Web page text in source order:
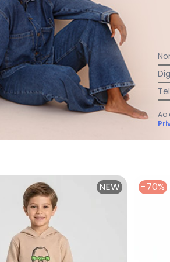
com Calça Masculino Bege
Trick Nick - Conjunto
com
NEW -70%
Ao